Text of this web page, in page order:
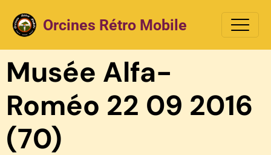
Orcines Rétro Mobile
Musée Alfa-
Roméo 22 09 2016
(70)